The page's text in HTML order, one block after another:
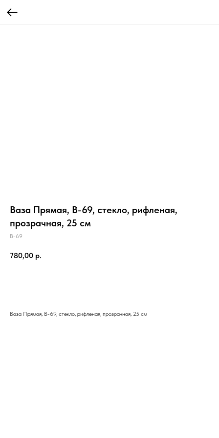
Ваза Прямая, В-69, стекло, рифленая,
прозрачная, 25 см
В-69
780,00 р.
Ваза Прямая, В-69, стекло, рифленая, прозрачная, 25 см